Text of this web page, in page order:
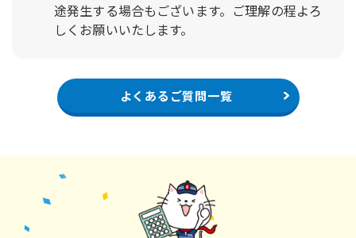
途発生する場合もございます。ご理解の程よろ
しくお願いいたします。
よくあるご質問一覧